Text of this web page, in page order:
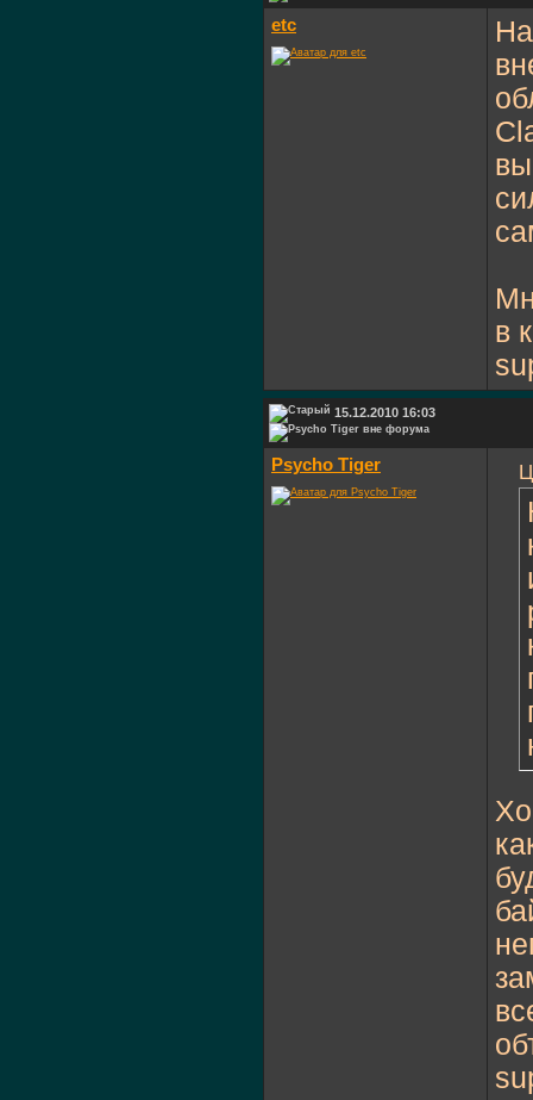
etc
в
15.12.2010 16:03
Psycho Tiger